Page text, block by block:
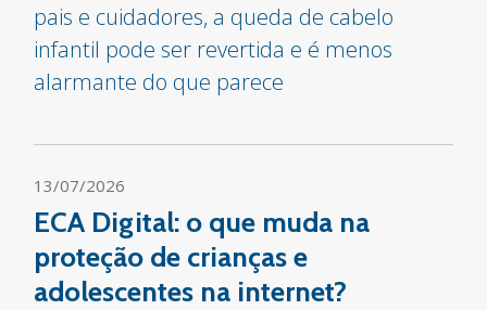
pais e cuidadores, a queda de cabelo
infantil pode ser revertida e é menos
alarmante do que parece
13/07/2026
ECA Digital: o que muda na
proteção de crianças e
adolescentes na internet?